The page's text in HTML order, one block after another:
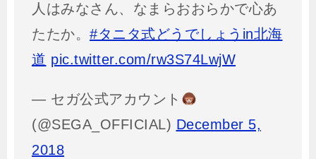
人はみなさん、なまらおおらかで心あ
たたか。 #タニタ式どうでしょうin北海
道 pic.twitter.com/rw3S74LwjW
— セガ公式アカウント
(@SEGA_OFFICIAL) December 5,
2018